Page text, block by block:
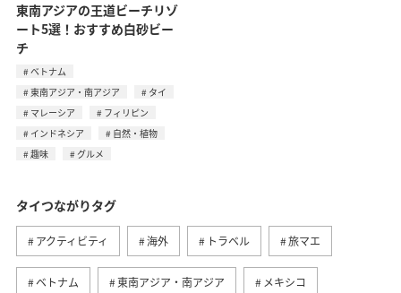
東南アジアの王道ビーチリゾ
ート5選！おすすめ白砂ビー
チ
ベトナム
東南アジア・南アジア
タイ
マレーシア
フィリピン
インドネシア
自然・植物
趣味
グルメ
タイつながりタグ
アクティビティ 海外 トラベル 旅マエ
ベトナム 東南アジア・南アジア メキシコ